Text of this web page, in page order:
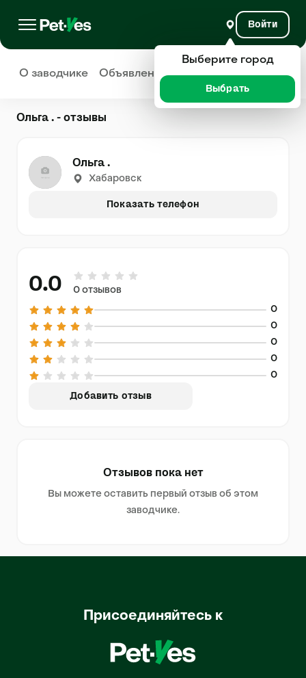
Войти
О заводчике Объявления Отзывы
Ольга . - отзывы
Ольга .
Хабаровск
Показать телефон
0.0 0 отзывов
0
0
0
0
0
Добавить отзыв
Отзывов пока нет
Вы можете оставить первый отзыв об этом
заводчике.
Присоединяйтесь к
Выберите город
Выбрать